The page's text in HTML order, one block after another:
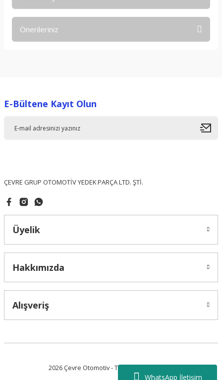
WhatsApp İletişim
Önerileriniz
Ürün resmi kalitesiz, bozuk veya görüntülenemiyor.
E-Bültene Kayıt Olun
ÇEVRE GRUP OTOMOTİV YEDEK PARÇA LTD. ŞTİ.
Üyelik
Hakkımızda
Alışveriş
2026 Çevre Otomotiv - Tüm Hakları Saklıdır.